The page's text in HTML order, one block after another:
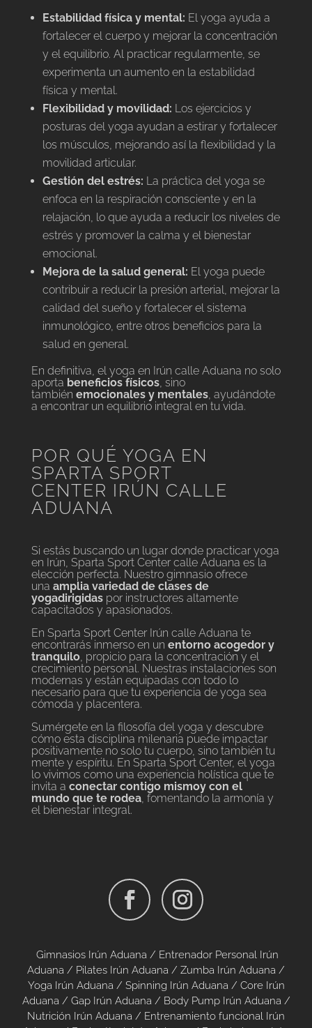
Estabilidad física y mental: El yoga ayuda a
fortalecer el cuerpo y mejorar la concentración
y el equilibrio. Al practicar regularmente, se
experimenta un aumento en la estabilidad
física y mental.
Flexibilidad y movilidad: Los ejercicios y
posturas del yoga ayudan a estirar y fortalecer
los músculos, mejorando así la flexibilidad y la
movilidad articular.
Gestión del estrés: La práctica del yoga se
enfoca en la respiración consciente y en la
relajación, lo que ayuda a reducir los niveles de
estrés y promover la calma y el bienestar
emocional.
Mejora de la salud general: El yoga puede
contribuir a reducir la presión arterial, mejorar la
calidad del sueño y fortalecer el sistema
inmunológico, entre otros beneficios para la
salud en general.
En definitiva, el yoga en Irún calle Aduana no solo
aporta beneficios físicos, sino
también emocionales y mentales, ayudándote
a encontrar un equilibrio integral en tu vida.
POR QUÉ YOGA EN
SPARTA SPORT
CENTER IRÚN CALLE
ADUANA
Si estás buscando un lugar donde practicar yoga
en Irún, Sparta Sport Center calle Aduana es la
elección perfecta. Nuestro gimnasio ofrece
una amplia variedad de clases de
yogadirigidas por instructores altamente
capacitados y apasionados.
En Sparta Sport Center Irún calle Aduana te
encontrarás inmerso en un entorno acogedor y
tranquilo, propicio para la concentración y el
crecimiento personal. Nuestras instalaciones son
modernas y están equipadas con todo lo
necesario para que tu experiencia de yoga sea
cómoda y placentera.
Sumérgete en la filosofía del yoga y descubre
cómo esta disciplina milenaria puede impactar
positivamente no solo tu cuerpo, sino también tu
mente y espíritu. En Sparta Sport Center, el yoga
lo vivimos como una experiencia holística que te
invita a conectar contigo mismoy con el
mundo que te rodea, fomentando la armonía y
el bienestar integral.
Gimnasios Irún Aduana / Entrenador Personal Irún
Aduana / Pilates Irún Aduana / Zumba Irún Aduana /
Yoga Irún Aduana/ Spinning Irún Aduana/ Core Irún
Aduana/ Gap Irún Aduana/ Body Pump Irún Aduana/
Nutrición Irún Aduana / Entrenamiento funcional Irún